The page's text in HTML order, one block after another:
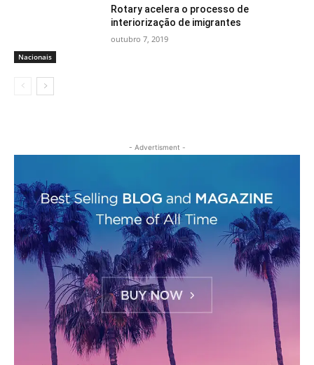
Nacionais
Rotary acelera o processo de
interiorização de imigrantes
outubro 7, 2019
- Advertisment -